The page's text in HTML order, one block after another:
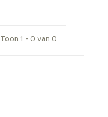
Toon 1 - 0 van 0